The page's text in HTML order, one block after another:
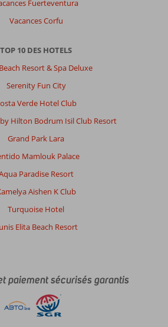
Fuerteventura
Vacances Corfu
TOP 10 DES HOTELS
Resort & Spa Deluxe
Serenity Fun City
Verde Hotel Club
Hilton Bodrum Isil Club Resort
Grand Park Lara
Mamlouk Palace
Paradise Resort
Aishen K Club
Turquoise Hotel
Elita Beach Resort
paiement sécurisés garantis